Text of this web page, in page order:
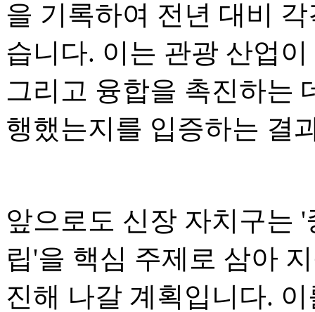
을 기록하여 전년 대비
습니다. 이는 관광 산업
그리고 융합을 촉진하는
행했는지를 입증하는 결
앞으로도 신장 자치구는
립'을 핵심 주제로 삼아
진해 나갈 계획입니다.